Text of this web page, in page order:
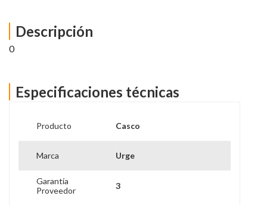
Descripción
0
Especificaciones técnicas
Producto Casco
Marca Urge
Garantía
Proveedor
3